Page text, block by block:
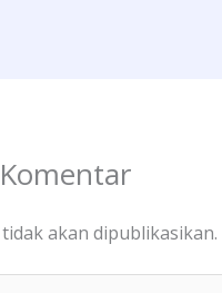
akan dipublikasikan.